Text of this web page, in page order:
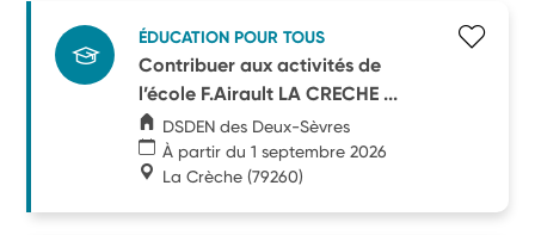
ÉDUCATION POUR TOUS
Contribuer aux activités de
l’école F.Airault LA CRECHE ...
DSDEN des Deux-Sèvres
À partir du 1 septembre 2026
La Crèche (79260)